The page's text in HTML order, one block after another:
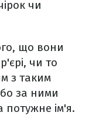
чи
що вони
чи то
з таким
бо за ними
потужне ім'я.